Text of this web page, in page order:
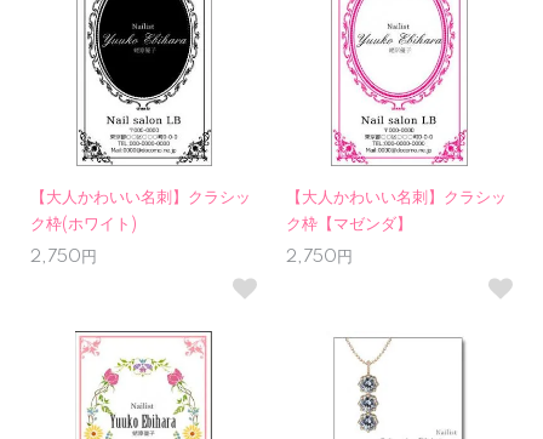
【大人かわいい名刺】クラシッ
ク枠(ホワイト)
2,750円
【大人かわいい名刺】クラシッ
ク枠【マゼンダ】
2,750円